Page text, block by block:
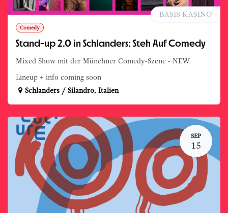
Comedy
Stand-up 2.0 in Schlanders: Steh Auf Comedy
Mixed Show mit der Münchner Comedy-Szene - NEW
Lineup + info coming soon
BASIS KASINO
Schlanders / Silandro, Italien
SEP
15